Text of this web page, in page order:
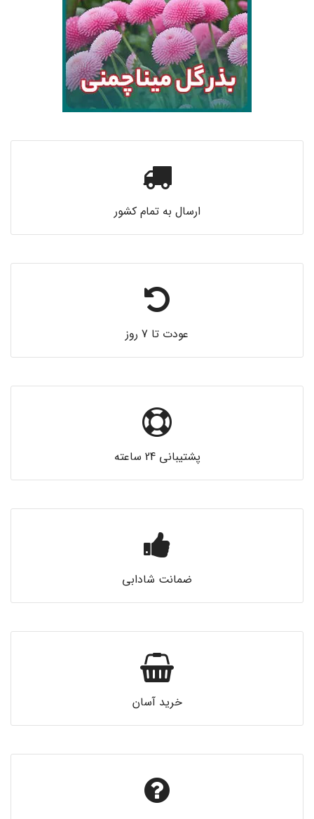
ارسال به تمام کشور
عودت تا 7 روز
پشتیبانی 24 ساعته
ضمانت شادابی
خرید آسان